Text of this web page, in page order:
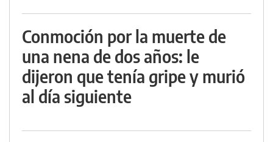
Conmoción por la muerte de
una nena de dos años: le
dijeron que tenía gripe y murió
al día siguiente